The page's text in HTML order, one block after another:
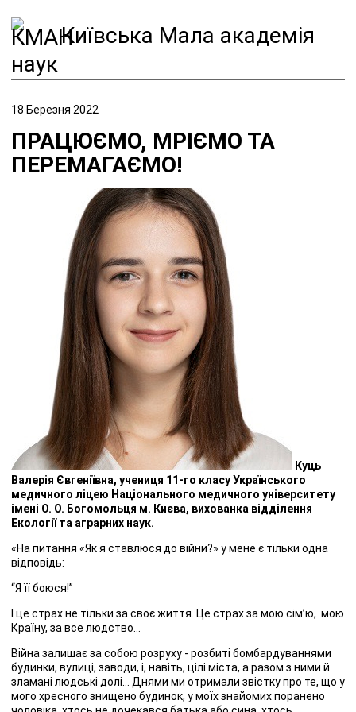
Київська Мала академія
наук
18 Березня 2022
ПРАЦЮЄМО, МРІЄМО ТА
ПЕРЕМАГАЄМО!
Куць
Валерія Євгеніївна, учениця 11-го класу Українського
медичного ліцею Національного медичного університету
імені О. О. Богомольця м. Києва, вихованка відділення
Екології та аграрних наук.
«На питання «Як я ставлюся до війни?» у мене є тільки одна
відповідь:
“Я її боюся!”
І це страх не тільки за своє життя. Це страх за мою сім’ю, мою
Країну, за все людство…
Війна залишає за собою розруху - розбиті бомбардуваннями
будинки, вулиці, заводи, і, навіть, цілі міста, а разом з ними й
зламані людські долі… Днями ми отримали звістку про те, що у
мого хресного знищено будинок, у моїх знайомих поранено